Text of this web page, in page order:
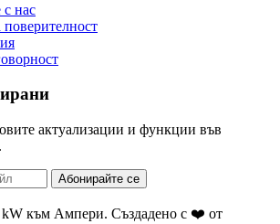
нас
актуализации и функции във
Абонирайте се
kW към Ампери. Създадено с ❤️ от